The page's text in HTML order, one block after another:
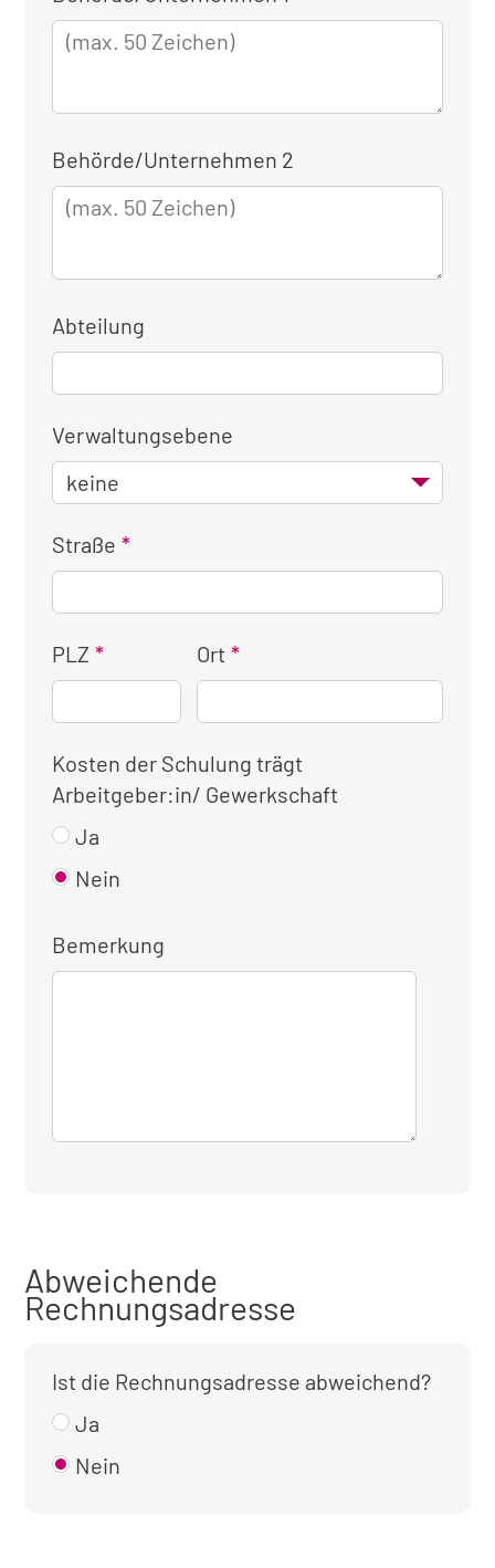
für
die
Behörde/Unternehmen 2
Abteilung
Verwaltungsebene
Straße
PLZ Ort
Kosten der Schulung trägt
Arbeitgeber:in/ Gewerkschaft
Ja
Nein
Bemerkung
Abweichende
Rechnungsadresse
Ist die Rechnungsadresse abweichend?
Ja
Nein